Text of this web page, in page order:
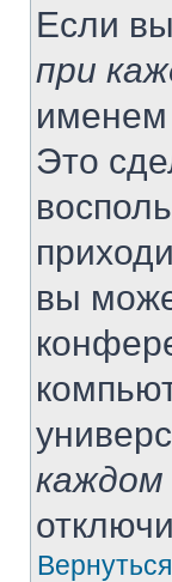
Если
при
именем
Это
вы